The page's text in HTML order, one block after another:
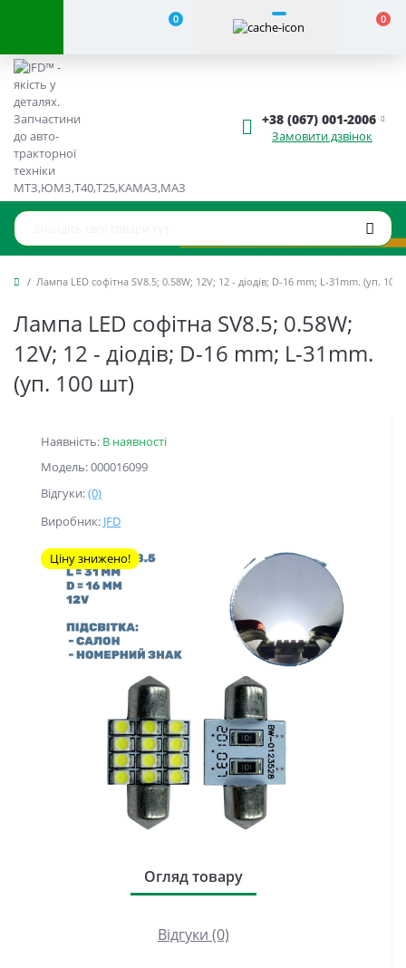
0 0
+38 (067) 001-2006
Замовити дзвінок
Лампа LED софітна SV8.5; 0.58W; 12V; 12 - діодів; D-16 mm; L-31mm. (уп. 100
Лампа LED софітна SV8.5; 0.58W;
12V; 12 - діодів; D-16 mm; L-31mm.
(уп. 100 шт)
Наявність: В наявності
Модель: 000016099
Відгуки:(0)
Виробник: JFD
Ціну знижено!
Огляд товару
Відгуки (0)